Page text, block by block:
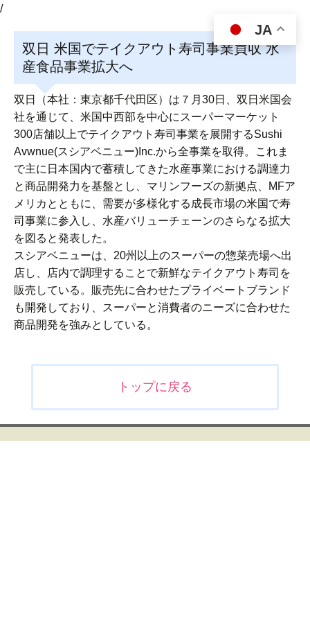
/
双日 米国でテイクアウト寿司事業買収 水
産食品事業拡大へ
双日（本社：東京都千代田区）は７月30日、双日米国会
社を通じて、米国中西部を中心にスーパーマーケット
300店舗以上でテイクアウト寿司事業を展開するSushi
Avwnue(スシアベニュー)Inc.から全事業を取得。これま
で主に日本国内で蓄積してきた水産事業における調達力
と商品開発力を基盤とし、マリンフーズの新拠点、MFア
メリカとともに、需要が多様化する成長市場の米国で寿
司事業に参入し、水産バリューチェーンのさらなる拡大
を図ると発表した。
スシアベニューは、20州以上のスーパーの惣菜売場へ出
店し、店内で調理することで新鮮なテイクアウト寿司を
販売している。販売先に合わせたプライベートブランド
も開発しており、スーパーと消費者のニーズに合わせた
商品開発を強みとしている。
ビ
ゲ
トップに戻る
JA